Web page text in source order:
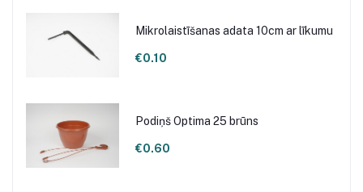
Mikrolaistīšanas adata 10cm ar līkumu
€0.10
Podiņš Optima 25 brūns
€0.60